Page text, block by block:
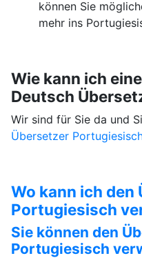
können Sie
mehr ins
Wie kann ich
Deutsch
Wir sind für Sie da und
Übersetzer
Wo kann ich den
Portugiesisch
Sie können den
Portugiesisch